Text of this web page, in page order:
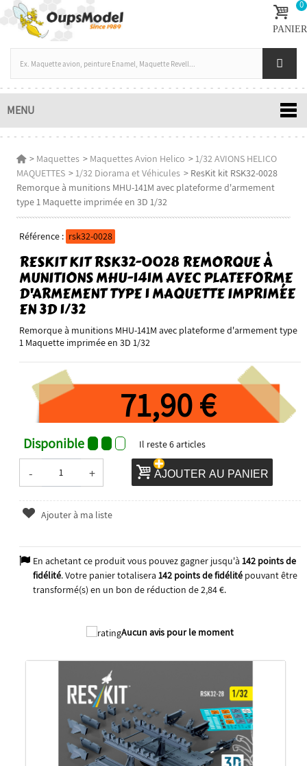
0
PANIER
MENU
> Maquettes > Maquettes Avion Helico >1/32 AVIONS HELICO
MAQUETTES >1/32 Diorama et Véhicules > ResKit kit RSK32-0028
Remorque à munitions MHU-141M avec plateforme d'armement
type 1 Maquette imprimée en 3D 1/32
Référence : rsk32-0028
RESKIT KIT RSK32-0028 REMORQUE À
MUNITIONS MHU-141M AVEC PLATEFORME
D'ARMEMENT TYPE 1 MAQUETTE IMPRIMÉE
EN 3D 1/32
Remorque à munitions MHU-141M avec plateforme d'armement type
1 Maquette imprimée en 3D 1/32
71,90 €
Disponible Il reste6articles
- + AJOUTER AU PANIER
Ajouter à ma liste
En achetant ce produit vous pouvez gagner jusqu'à 142points de
fidélité. Votre panier totalisera 142points de fidélitépouvant être
transformé(s) en un bon de réduction de2,84 €.
Aucun avis pour le moment
2026